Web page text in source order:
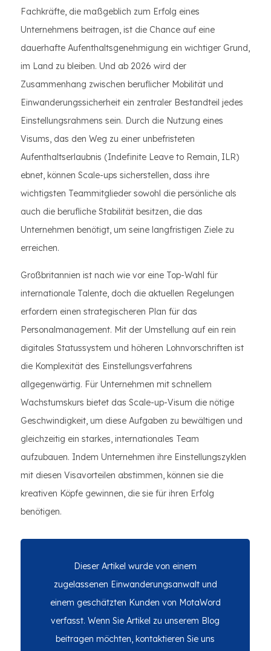
Fachkräfte, die maßgeblich zum Erfolg eines
Unternehmens beitragen, ist die Chance auf eine
dauerhafte Aufenthaltsgenehmigung ein wichtiger Grund,
im Land zu bleiben. Und ab 2026 wird der
Zusammenhang zwischen beruflicher Mobilität und
Einwanderungssicherheit ein zentraler Bestandteil jedes
Einstellungsrahmens sein. Durch die Nutzung eines
Visums, das den Weg zu einer unbefristeten
Aufenthaltserlaubnis (Indefinite Leave to Remain, ILR)
ebnet, können Scale-ups sicherstellen, dass ihre
wichtigsten Teammitglieder sowohl die persönliche als
auch die berufliche Stabilität besitzen, die das
Unternehmen benötigt, um seine langfristigen Ziele zu
erreichen.
Großbritannien ist nach wie vor eine Top-Wahl für
internationale Talente, doch die aktuellen Regelungen
erfordern einen strategischeren Plan für das
Personalmanagement. Mit der Umstellung auf ein rein
digitales Statussystem und höheren Lohnvorschriften ist
die Komplexität des Einstellungsverfahrens
allgegenwärtig. Für Unternehmen mit schnellem
Wachstumskurs bietet das Scale-up-Visum die nötige
Geschwindigkeit, um diese Aufgaben zu bewältigen und
gleichzeitig ein starkes, internationales Team
aufzubauen. Indem Unternehmen ihre Einstellungszyklen
mit diesen Visavorteilen abstimmen, können sie die
kreativen Köpfe gewinnen, die sie für ihren Erfolg
benötigen.
Dieser Artikel wurde von einem
zugelassenen Einwanderungsanwalt und
einem geschätzten Kunden von MotaWord
verfasst. Wenn Sie Artikel zu unserem Blog
beitragen möchten, kontaktieren Sie uns